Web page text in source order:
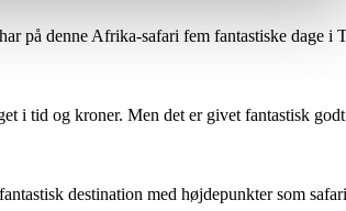
på denne Afrika-safari fem fantastiske dage i
i tid og kroner. Men det er givet fantastisk
destination med højdepunkter som